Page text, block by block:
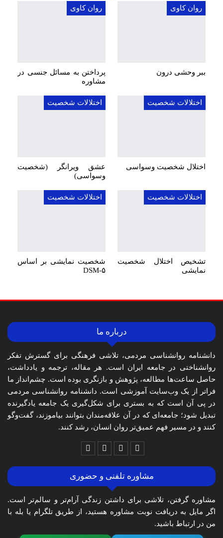
روان کاوی
ببر وحشی درون
روان کاوی
پرداختن به مسائل جنسی در
مشاوره
اختلالات شخصیت
اختلال شخصیت وسواسی
اختلالات شخصیت
عشق ویرانگر (شخصیت
وسواسی)
اختلالات شخصیت
تشخیص اختلال شخصیت
نمایشی
اختلالات شخصیت
شخصیت نمایشی بر اساس
DSM-۵
درباره ما
دانشنامه روانشناسی مردمی، تلاشی فرهنگی برای گسترش تفکر
روانشناختی در جامعه ایران است. هر مقاله، ترجمه و یادداشت،
حاصل ساعت‌ها مطالعه، پژوهش و بازنگری بوده است. چشم‌انداز ما
فراتر از یک وب‌سایت آموزشی است. دانشنامه روانشناسی مردمی
در پی آن است که به بستری برای شکل‌گیری یک جامعه یادگیرنده
تبدیل شود؛ جامعه‌ای که در آن علاقه‌مندان بتوانند بیاموزند، گفت‌وگو
کنند و در مسیر فهم عمیق‌تر روان انسان، رشد کنند.
مشاوره تلفنی و حضوری
مشاوره گرفتن، تلاشی برای داشتن زندگی آرام‌تر و سالم‌تر است.
اگر مایل به دریافت نوبت مشاوره هستید، از طریق تلگرام یا بله با
من در ارتباط باشید.